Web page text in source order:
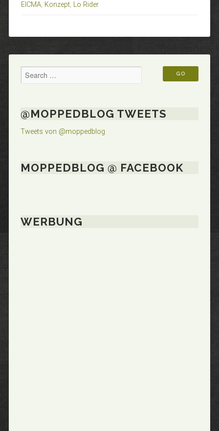
RIDER“
EICMA, Konzept, Lo Rider
@MOPPEDBLOG TWEETS
Tweets von @moppedblog
MOPPEDBLOG @ FACEBOOK
WERBUNG